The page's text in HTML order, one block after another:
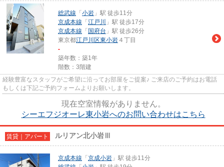
総武線 「 小岩 」駅 徒歩11分
京成本線 「 江戸川
」駅 徒歩17分
京成本線 「 国府台 」駅 徒歩26分
東京都江戸川区東小岩 ４丁目
-
築年数：築1年
階数：3階建
経験豊富なスタッフがご希望に沿ってお部屋をご提案♪ ご来店のご予約はお電話
もしくは下記ご予約フォームよりお願いします。
現在空室情報がありません。
シーエフジオーレ東小岩へのお問い合わせはこちら
賃貸｜アパート ルリアン北小岩Ⅲ
京成本線 「 京成小岩 」駅 徒歩11分